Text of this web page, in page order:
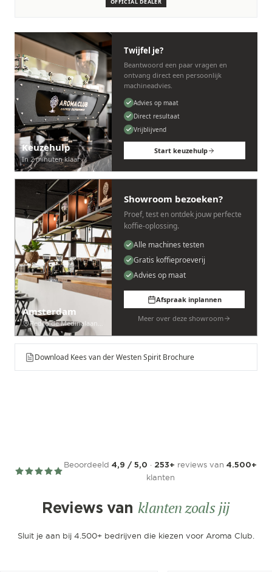
Persoonlijk, snel en zonder gedoe.
Keuzehulp
In 2 minuten klaar
Twijfel je?
Beantwoord een paar vragen en
ontvang direct een persoonlijk
machineadvies.
Advies op maat
Direct resultaat
Vrijblijvend
Start keuzehulp
Amsterdam
Pedro de Medinalaan 53
Showroom bezoeken?
Proef, test en ontdek jouw perfecte
koffie-oplossing.
Alle machines testen
Gratis koffieproeverij
Advies op maat
Afspraak inplannen
Meer over deze showroom
Download Kees van der Westen Spirit Brochure
Beoordeeld 4,9 / 5,0 · 253+ reviews van 4.500+
klanten
Reviews van klanten zoals jij
Sluit je aan bij 4.500+ bedrijven die kiezen voor Aroma Club.